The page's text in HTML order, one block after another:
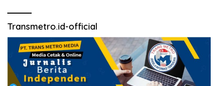
Transmetro.id-official